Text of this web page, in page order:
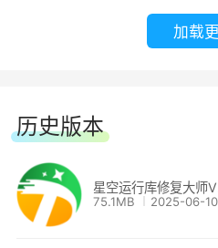
【修复】修复win7系统
【修复】修复图标创建
加载
历史版本
星空运行库修复大师
75.1MB 2025-06-10